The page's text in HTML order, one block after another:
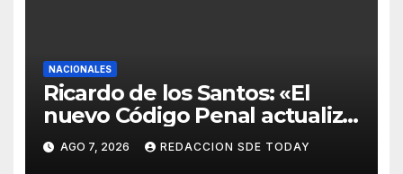
NACIONALES
Ricardo de los Santos: «El
nuevo Código Penal actualiza
la legislación y responde a
nuevas realidades delictivas»
AGO 7, 2026 REDACCION SDE TODAY